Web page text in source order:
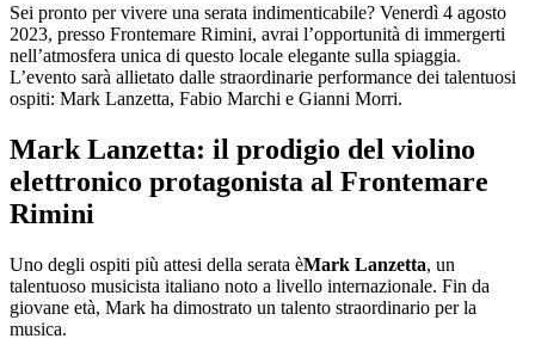
Sei pronto per vivere una serata indimenticabile? Venerdì 4 agosto
2023, presso Frontemare Rimini, avrai l’opportunità di immergerti
nell’atmosfera unica di questo locale elegante sulla spiaggia.
L’evento sarà allietato dalle straordinarie performance dei talentuosi
ospiti: Mark Lanzetta, Fabio Marchi e Gianni Morri.
Mark Lanzetta: il prodigio del violino
elettronico protagonista al Frontemare
Rimini
Uno degli ospiti più attesi della serata èMark Lanzetta, un
talentuoso musicista italiano noto a livello internazionale. Fin da
giovane età, Mark ha dimostrato un talento straordinario per la
musica.